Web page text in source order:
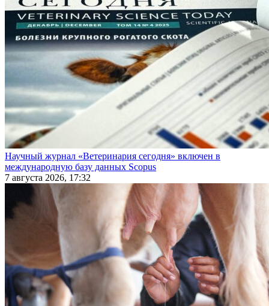
Научный журнал «Ветеринария сегодня» включен в
международную базу данных Scopus
7 августа 2026, 17:32